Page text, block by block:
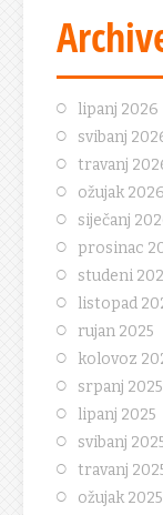
lipanj 2026
svibanj
travanj
ožujak 2026
siječanj
prosinac
studeni
listopad
rujan 2025
kolovoz
srpanj 2025
lipanj 2025
svibanj
travanj
ožujak 2025